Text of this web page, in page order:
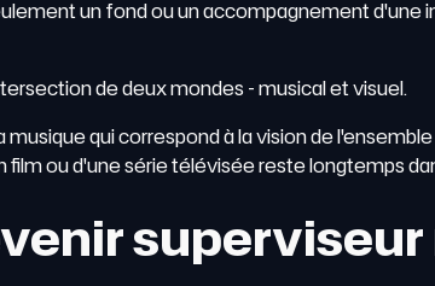
un fond ou un accompagnement
de deux mondes - musical et visuel.
qui correspond à la vision de
ou d'une série télévisée reste longtemps
superviseur